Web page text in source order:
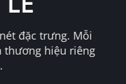
đặc trưng. Mỗi
thương hiệu riêng